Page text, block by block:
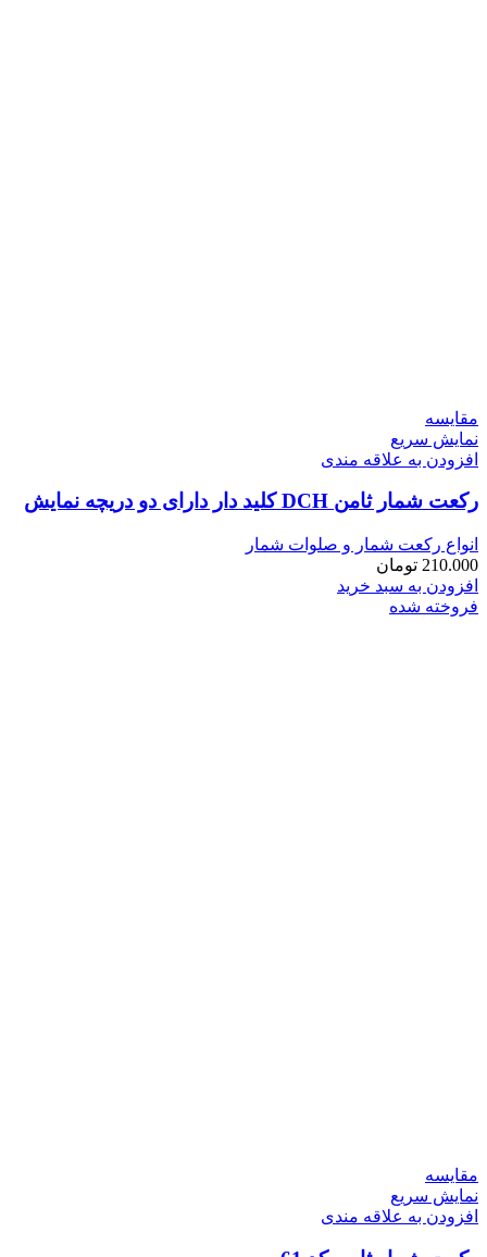
مقايسه
نمایش سریع
افزودن به علاقه مندی
رکعت شمار ثامن DCH کلید دار دارای دو دریچه نمایش
انواع رکعت شمار و صلوات شمار
210.000 تومان
افزودن به سبد خرید
فروخته شده
مقايسه
نمایش سریع
افزودن به علاقه مندی